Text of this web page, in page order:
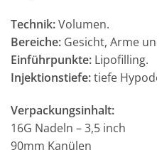
Technik:Volumen.
Bereiche: Gesicht, Arme
Einführpunkte: Lipofilling.
Injektionstiefe:tiefe
Verpackungsinhalt:
16G Nadeln – 3,5 inch
90mm Kanülen